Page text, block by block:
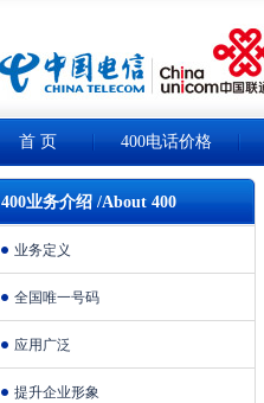
首 页 400电话价格
400业务介绍 /About 400
业务定义
全国唯一号码
应用广泛
提升企业形象